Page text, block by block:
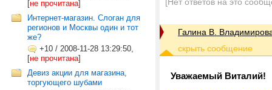
[не прочитана]
Интернет-магазин. Слоган для
регионов и Москвы один и тот
же?
+10 / 2008-11-28 13:29:50,
[не прочитана]
Девиз акции для магазина,
торгующего шубами
Галина В.
Уважаемый Виталий!